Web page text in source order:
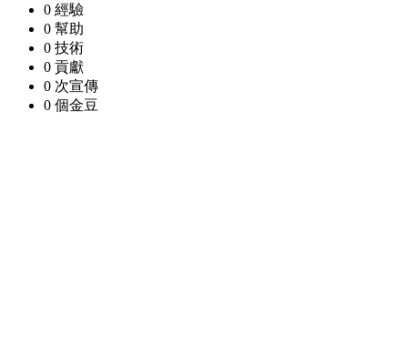
0 經驗
0 幫助
0 技術
0 貢獻
0 次宣傳
0 個金豆